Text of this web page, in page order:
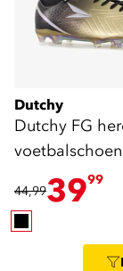
Dutchy
Dutchy FG
zwart
44,993999